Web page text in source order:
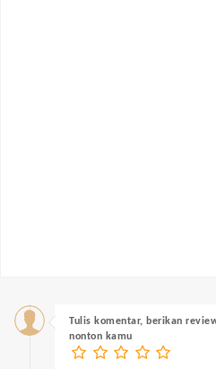
Tulis komentar, berikan
nonton kamu